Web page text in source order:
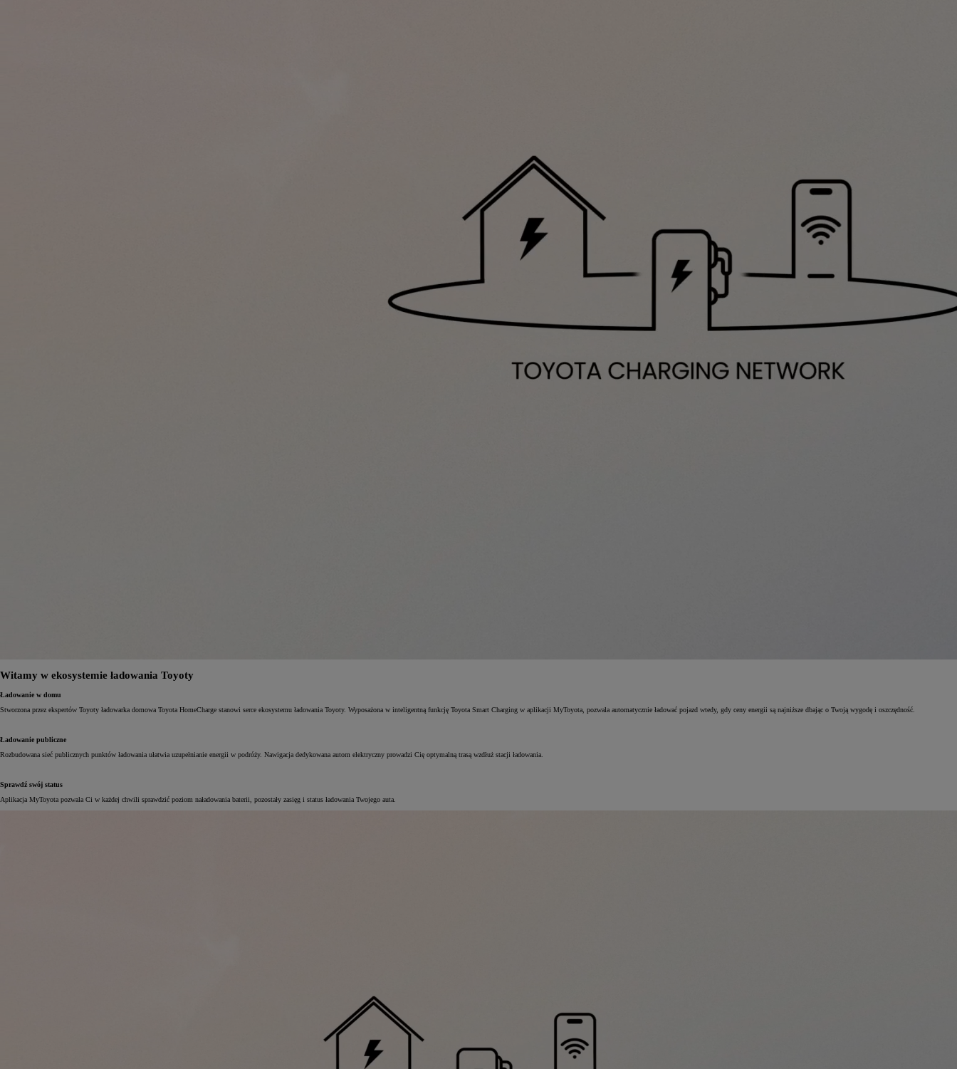
Witamy w ekosystemie ładowania Toyoty
Ładowanie w domu
Stworzona przez ekspertów Toyoty ładowarka domowa Toyota HomeCharge stanowi serce ekosystemu ładowania Toyoty. Wyposażona w inteligentną funkcję Toyota Smart Charging w aplikacji MyToyota, pozwala automatycznie ładować pojazd wtedy, gdy ceny energii są najniższe dbając o Twoją wygodę i oszczędność.
Ładowanie publiczne
Rozbudowana sieć publicznych punktów ładowania ułatwia uzupełnianie energii w podróży. Nawigacja dedykowana autom elektryczny prowadzi Cię optymalną trasą wzdłuż stacji ładowania.
Sprawdź swój status
Aplikacja MyToyota pozwala Ci w każdej chwili sprawdzić poziom naładowania baterii, pozostały zasięg i status ładowania Twojego auta.